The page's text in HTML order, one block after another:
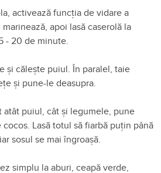
,activează funcția de vidare a
marinează, apoi lasă caserolă la
- 20 de minute.
și călește puiul. În paralel, taie
și pune-ledeasupra.
atât puiul,cât și legumele, pune
cocos. Lasă totulsă fiarbă puțin până
sosul se mai îngroașă.
simplu la aburi,ceapă verde,